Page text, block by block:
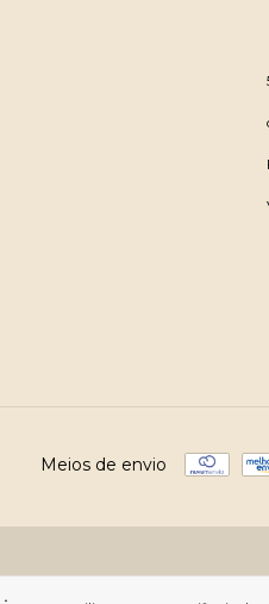
Meios de envio